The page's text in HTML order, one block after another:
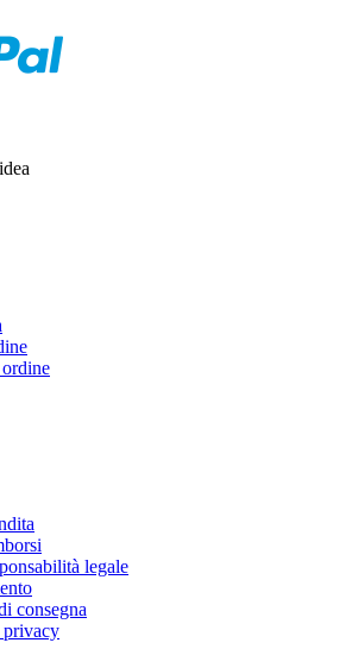
legale
consegna
privacy